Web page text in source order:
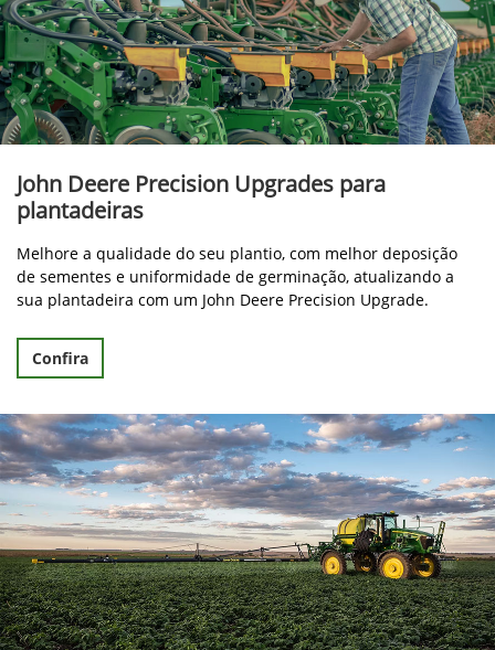
John Deere Precision Upgrades para
plantadeiras
Melhore a qualidade do seu plantio, com melhor deposição
de sementes e uniformidade de germinação, atualizando a
sua plantadeira com um John Deere Precision Upgrade.
Confira